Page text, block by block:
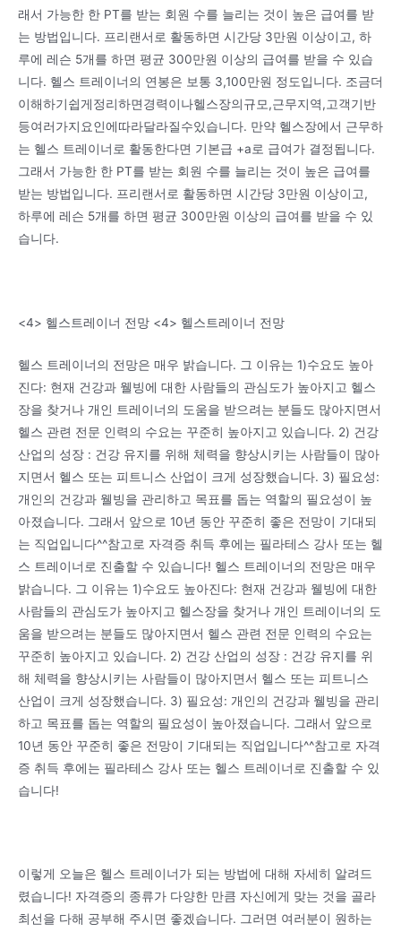
래서 가능한 한 PT를 받는 회원 수를 늘리는 것이 높은 급여를 받
는 방법입니다. 프리랜서로 활동하면 시간당 3만원 이상이고, 하
루에 레슨 5개를 하면 평균 300만원 이상의 급여를 받을 수 있습
니다. 헬스 트레이너의 연봉은 보통 3,100만원 정도입니다. 조금더
이해하기쉽게정리하면경력이나헬스장의규모,근무지역,고객기반
등여러가지요인에따라달라질수있습니다. 만약 헬스장에서 근무하
는 헬스 트레이너로 활동한다면 기본급 +a로 급여가 결정됩니다.
그래서 가능한 한 PT를 받는 회원 수를 늘리는 것이 높은 급여를
받는 방법입니다. 프리랜서로 활동하면 시간당 3만원 이상이고,
하루에 레슨 5개를 하면 평균 300만원 이상의 급여를 받을 수 있
습니다.
<4> 헬스트레이너 전망 <4> 헬스트레이너 전망
헬스 트레이너의 전망은 매우 밝습니다. 그 이유는 1)수요도 높아
진다: 현재 건강과 웰빙에 대한 사람들의 관심도가 높아지고 헬스
장을 찾거나 개인 트레이너의 도움을 받으려는 분들도 많아지면서
헬스 관련 전문 인력의 수요는 꾸준히 높아지고 있습니다. 2) 건강
산업의 성장 : 건강 유지를 위해 체력을 향상시키는 사람들이 많아
지면서 헬스 또는 피트니스 산업이 크게 성장했습니다. 3) 필요성:
개인의 건강과 웰빙을 관리하고 목표를 돕는 역할의 필요성이 높
아졌습니다. 그래서 앞으로 10년 동안 꾸준히 좋은 전망이 기대되
는 직업입니다^^참고로 자격증 취득 후에는 필라테스 강사 또는 헬
스 트레이너로 진출할 수 있습니다! 헬스 트레이너의 전망은 매우
밝습니다. 그 이유는 1)수요도 높아진다: 현재 건강과 웰빙에 대한
사람들의 관심도가 높아지고 헬스장을 찾거나 개인 트레이너의 도
움을 받으려는 분들도 많아지면서 헬스 관련 전문 인력의 수요는
꾸준히 높아지고 있습니다. 2) 건강 산업의 성장 : 건강 유지를 위
해 체력을 향상시키는 사람들이 많아지면서 헬스 또는 피트니스
산업이 크게 성장했습니다. 3) 필요성: 개인의 건강과 웰빙을 관리
하고 목표를 돕는 역할의 필요성이 높아졌습니다. 그래서 앞으로
10년 동안 꾸준히 좋은 전망이 기대되는 직업입니다^^참고로 자격
증 취득 후에는 필라테스 강사 또는 헬스 트레이너로 진출할 수 있
습니다!
이렇게 오늘은 헬스 트레이너가 되는 방법에 대해 자세히 알려드
렸습니다! 자격증의 종류가 다양한 만큼 자신에게 맞는 것을 골라
최선을 다해 공부해 주시면 좋겠습니다. 그러면 여러분이 원하는